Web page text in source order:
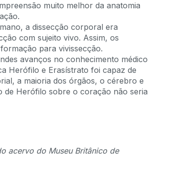
muito melhor da anatomia
a dissecção corporal era
com sujeito vivo. Assim, os
para vivissecção.
avanços no conhecimento médico
Herófilo e Erasístrato foi capaz de
a maioria dos órgãos, o cérebro e
Herófilo sobre o coração não seria
acervo do Museu Britânico de